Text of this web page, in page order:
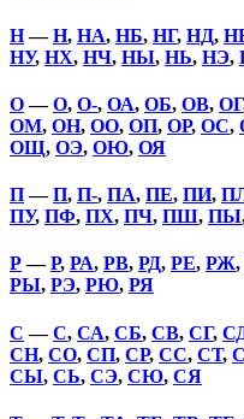
Н—Н, НА, НБ, НГ, НД,
НУ, НХ, НЧ, НЫ, НЬ, НЭ,
О—О, О-, ОА, ОБ, ОВ, ОГ
ОМ, ОН, ОО, ОП, ОР, ОС,
ОЩ, ОЭ, ОЮ, ОЯ
П—П, П-, ПА, ПЕ, ПИ,
ПУ, ПФ, ПХ, ПЧ, ПШ, ПЫ
Р—Р, РА, РВ, РД, РЕ, РЖ,
РЫ, РЭ, РЮ, РЯ
С —С, СА, СБ, СВ, СГ,
СН, СО, СП, СР, СС, СТ,
СЫ, СЬ, СЭ, СЮ, СЯ